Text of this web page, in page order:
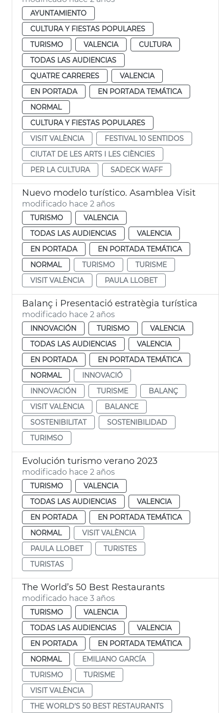
AYUNTAMIENTO
CULTURA Y FIESTAS POPULARES
TURISMO
VALENCIA
CULTURA
TODAS LAS AUDIENCIAS
QUATRE CARRERES
VALENCIA
EN PORTADA
EN PORTADA TEMÁTICA
NORMAL
CULTURA Y FIESTAS POPULARES
VISIT VALÈNCIA
FESTIVAL 10 SENTIDOS
CIUTAT DE LES ARTS I LES CIÈNCIES
PER LA CULTURA
SADECK WAFF
Nuevo modelo turístico. Asamblea Visit
modificado hace 2 años
TURISMO
VALENCIA
TODAS LAS AUDIENCIAS
VALENCIA
EN PORTADA
EN PORTADA TEMÁTICA
NORMAL
TURISMO
TURISME
VISIT VALÈNCIA
PAULA LLOBET
Balanç i Presentació estratègia turística
modificado hace 2 años
INNOVACIÓN TURISMO
VALENCIA
TODAS LAS AUDIENCIAS
VALENCIA
EN PORTADA
EN PORTADA TEMÁTICA
NORMAL
INNOVACIÓ
INNOVACIÓN
TURISME
BALANÇ
VISIT VALÈNCIA
BALANCE
SOSTENIBILITAT
SOSTENIBILIDAD
TURIMSO
Evolución turismo verano 2023
modificado hace 2 años
TURISMO
VALENCIA
TODAS LAS AUDIENCIAS
VALENCIA
EN PORTADA
EN PORTADA TEMÁTICA
NORMAL
VISIT VALÈNCIA
PAULA LLOBET
TURISTES
TURISTAS
The World’s 50 Best Restaurants
modificado hace 3 años
TURISMO
VALENCIA
TODAS LAS AUDIENCIAS
VALENCIA
EN PORTADA
EN PORTADA TEMÁTICA
NORMAL
EMILIANO GARCÍA
TURISMO
TURISME
VISIT VALÈNCIA
THE WORLD’S 50 BEST RESTAURANTS